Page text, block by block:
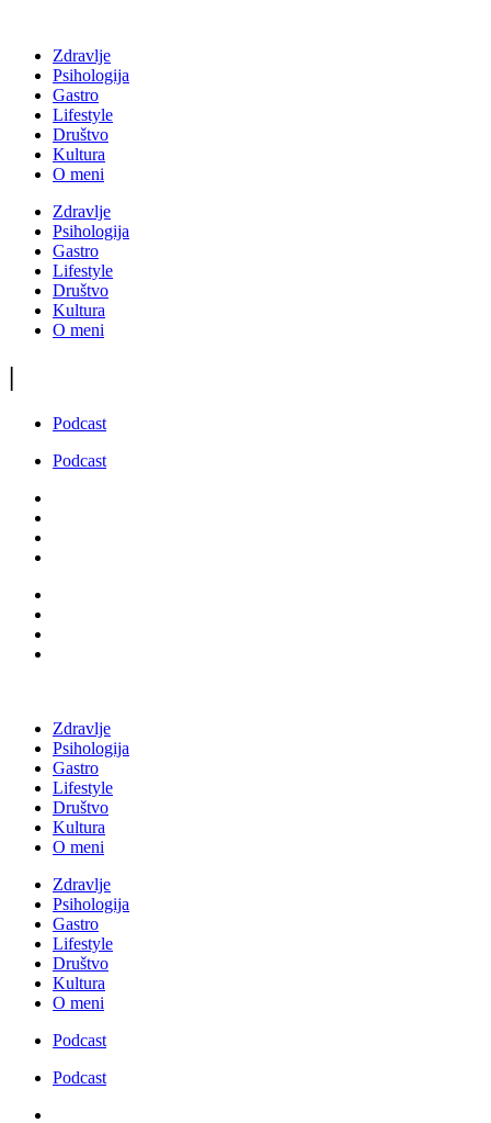
Zdravlje
Psihologija
Gastro
Lifestyle
Društvo
Kultura
O meni
Zdravlje
Psihologija
Gastro
Lifestyle
Društvo
Kultura
O meni
|
Podcast
Podcast
Zdravlje
Psihologija
Gastro
Lifestyle
Društvo
Kultura
O meni
Zdravlje
Psihologija
Gastro
Lifestyle
Društvo
Kultura
O meni
Podcast
Podcast